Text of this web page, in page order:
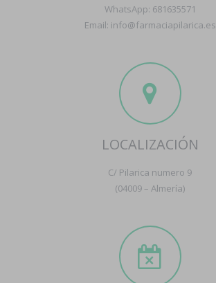
WhatsApp: 681635571
Email: info@farmaciapilarica.es
LOCALIZACIÓN
C/ Pilarica numero 9
(04009 – Almería)